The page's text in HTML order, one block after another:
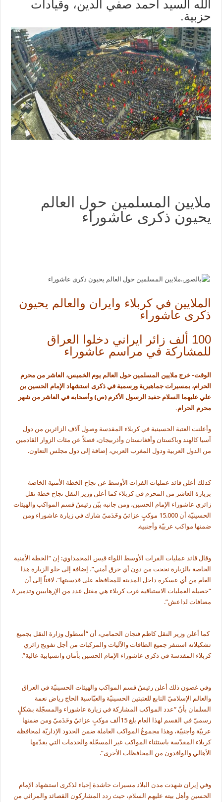
الله السيد أحمد صفي الدين، وقيادات
حزبية.
ملايين المسلمين حول العالم
يحيون ذكرى عاشوراء
الملايين في كربلاء وايران والعالم يحيون
ذكرى عاشوراء
100 ألف زائر ايراني دخلوا العراق
للمشاركة في مراسم عاشوراء
الوقت- خرج ملايين المسلمين حول العالم يوم الخميس، العاشر من محرم
الحرام، بمسيرات جماهيرية ورسمية في ذكرى استشهاد الإمام الحسين بن
علي عليهما السلام حفيد الرسول الأكرم (ص) وأصحابه في العاشر من شهر
محرم الحرام.
وأعلنت العتبة الحسينية في كربلاء المقدسة وصول آلاف الزائرين من دول
آسيا كالهند وباكستان وأفغانستان وأذربيجان، فضلاً عن مئات الزوار القادمين
من الدول العربية ودول المغرب العربي، إضافة إلى دول مجلس التعاون.
كذلك أعلن قائد عمليات الفرات الأوسط عن نجاح الخطة الأمنية الخاصة
بزيارة العاشر من المحرم في كربلاء كما أعلن وزير النقل نجاح خطة نقل
زائري عاشوراء الإمام الحسين، ومن جانبه بيّن رئيسُ قسم المواكب والهيئات
الحسينيّة أن 15.000 موكبٍ عزائيّ وخَدَميّ شارك في زيارة عاشوراء ومن
ضمنها مواكب عربيّة وأجنبية.
وقال قائد عمليات الفرات الأوسط اللواء قيس المحمداوي: إن “الخطة الأمنية
الخاصة بالزيارة نجحت من دون أي خرق أمني”، إضافة إلى خلو الزيارة هذا
العام من أي عسكرة داخل المدينة للمحافظة على قدسيتها”، لافتاً إلى أن
“حصيلة العمليات الاستباقية غرب كربلاء هي مقتل عدد من الإرهابيين وتدمير ٨
مضافات لداعش”.
کما أعلن وزير النقل كاظم فنجان الحمامي، أن “أسطول وزارة النقل بجميع
تشكيلاته استنفر جميع الطاقات والآليات والمركبات من أجل تفويج زائري
كربلاء المقدسة في ذكرى عاشوراء الإمام الحسين بأمان وانسيابية عالية”.
وفي غضون ذلك أعلن رئيسُ قسم المواكب والهيئات الحسينيّة في العراق
والعالم الإسلاميّ التابع للعتبتين الحسينيّة والعبّاسية الحاج رياض نعمة
السلمان بأنّ “عدد المواكب المشاركة في زيارة عاشوراء والمسجّلة بشكلٍ
رسميّ في القسم لهذا العام بلغ 15ألف موكبٍ عزائيّ وخَدَميّ ومن ضمنها
عربيّة وأجنبيّة، وهذا مجموعُ المواكب العاملة ضمن الحدود الإداريّة لمحافظة
كربلاء المقدّسة باستثناء المواكب غير المسجّلة والخدمات التي يقدّمها
الأهالي والوافدون من المحافظات الأخرى”.
وفي إيران شهدت مدن البلاد مسيرات حاشدة إحياء لذكرى استشهاد الإمام
الحسين وأهل بيته عليهم السلام، حيث ردد المشاركون القصائد والمراثي من